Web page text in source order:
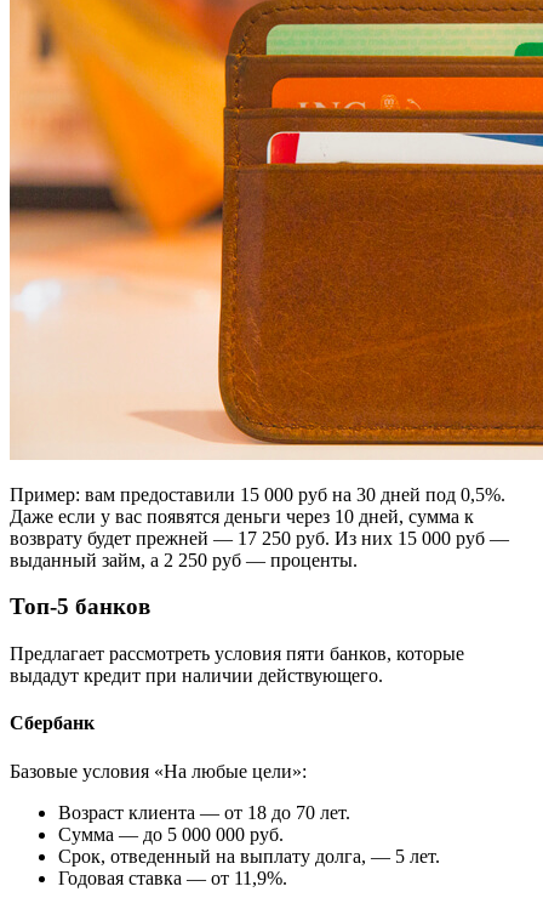
Пример: вам предоставили 15 000 руб на 30 дней под 0,5%.
Даже если у вас появятся деньги через 10 дней, сумма к
возврату будет прежней — 17 250 руб. Из них 15 000 руб —
выданный займ, а 2 250 руб — проценты.
Топ-5 банков
Предлагает рассмотреть условия пяти банков, которые
выдадут кредит при наличии действующего.
Сбербанк
Базовые условия «На любые цели»:
Возраст клиента — от 18 до 70 лет.
Сумма — до 5 000 000 руб.
Срок, отведенный на выплату долга, — 5 лет.
Годовая ставка — от 11,9%.